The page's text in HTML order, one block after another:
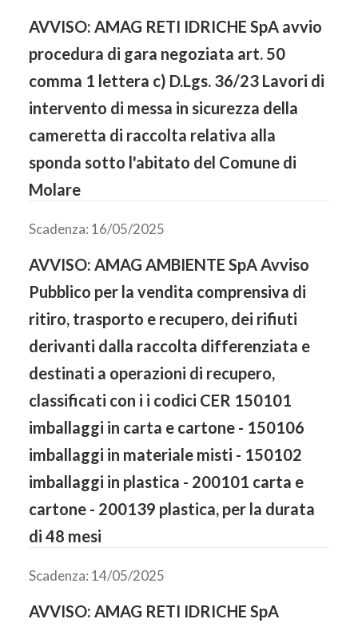
AVVISO: AMAG RETI IDRICHE SpA avvio
procedura di gara negoziata art. 50
comma 1 lettera c) D.Lgs. 36/23 Lavori di
intervento di messa in sicurezza della
cameretta di raccolta relativa alla
sponda sotto l'abitato del Comune di
Molare
Scadenza: 16/05/2025
AVVISO: AMAG AMBIENTE SpA Avviso
Pubblico per la vendita comprensiva di
ritiro, trasporto e recupero, dei rifiuti
derivanti dalla raccolta differenziata e
destinati a operazioni di recupero,
classificati con i i codici CER 150101
imballaggi in carta e cartone - 150106
imballaggi in materiale misti - 150102
imballaggi in plastica - 200101 carta e
cartone - 200139 plastica, per la durata
di 48 mesi
Scadenza: 14/05/2025
AVVISO: AMAG RETI IDRICHE SpA